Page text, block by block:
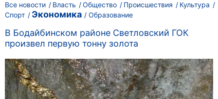
Все новости Власть Общество Происшествия
Культура
Спорт
Экономика Образование
В Бодайбинском районе Светловский ГОК
произвел первую тонну золота